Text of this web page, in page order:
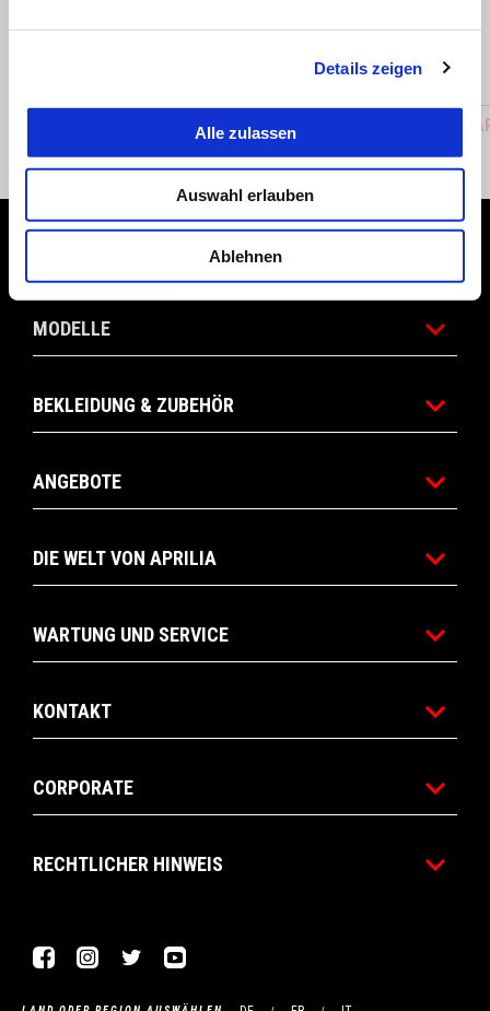
Details zeigen
Alle zulassen
Auswahl erlauben
Ablehnen
CHF 39 CHF 89
Footer
MODELLE
BEKLEIDUNG & ZUBEHÖR
ANGEBOTE
DIE WELT VON APRILIA
WARTUNG UND SERVICE
KONTAKT
CORPORATE
RECHTLICHER HINWEIS
FacebookInstagram
Twitter